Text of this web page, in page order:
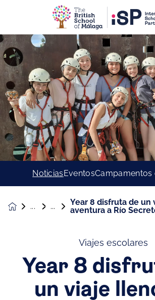
NoticiasEventosCampamentos
Year 8 disfruta de un
aventura a Río
Viajes escolares
Year 8
un viaje